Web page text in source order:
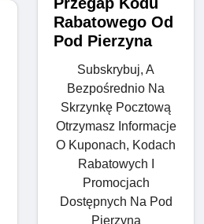
Rabatowego Od
Pod Pierzyna
Subskrybuj, A
Bezpośrednio Na
Skrzynkę Pocztową
Otrzymasz Informacje
O Kuponach, Kodach
Rabatowych I
Promocjach
Dostępnych Na Pod
Pierzyna